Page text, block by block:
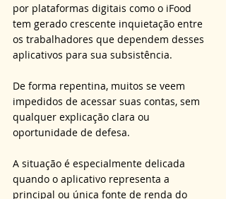
por plataformas digitais como o iFood
tem gerado crescente inquietação entre
os trabalhadores que dependem desses
aplicativos para sua subsistência.
De forma repentina, muitos se veem
impedidos de acessar suas contas, sem
qualquer explicação clara ou
oportunidade de defesa.
A situação é especialmente delicada
quando o aplicativo representa a
principal ou única fonte de renda do